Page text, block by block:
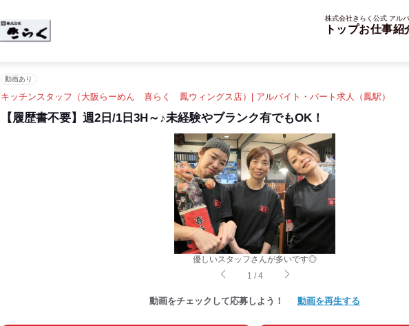
株式会社きらく公式 アル
トップお仕事紹
動画あり
キッチンスタッフ（大阪らーめん 喜らく 鳳ウィングス店）| アルバイト・パート求人（鳳駅）
【履歴書不要】週2日/1日3H～♪未経験やブランク有でもOK！
優しいスタッフさんが多いです◎
1 /4
動画をチェックして応募しよう！ 動画を再生する